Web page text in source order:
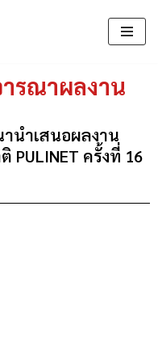
รณาผลงาน
นำเสนอผลงาน
PULINET ครั้งที่ 16